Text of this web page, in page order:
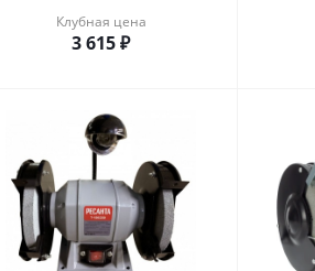
Клубная цена
3 615₽